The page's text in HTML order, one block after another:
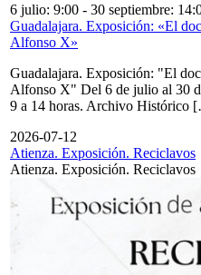
6 julio: 9:00 - 30 septiembre:
Guadalajara. Exposición: «El
Alfonso X»
Guadalajara. Exposición: "El
Alfonso X" Del 6 de julio al 30
9 a 14 horas. Archivo Histórico
2026-07-12
Atienza. Exposición. Reciclavos
Atienza. Exposición. Reciclavos